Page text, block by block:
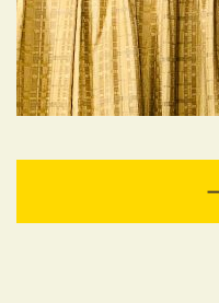
リフォーム・リノ
必見！土地
資金計画
シ